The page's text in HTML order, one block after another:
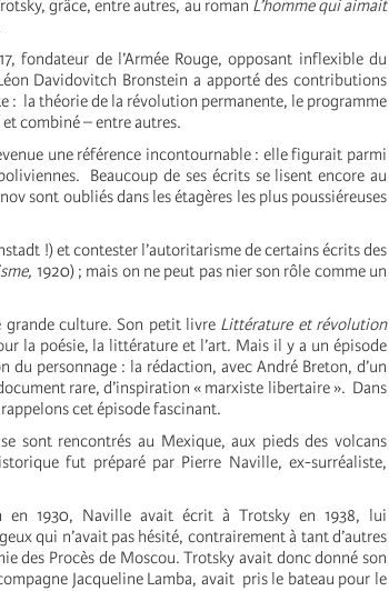
grâce, entre autres, au roman L’homme qui aimait
de l’Armée Rouge, opposant inflexible du
Davidovitch Bronstein a apporté des contributions
: la théorie de la révolution permanente, le programme
combiné – entre autres.
une référence incontournable : elle figurait parmi
Beaucoup de ses écrits se lisent encore au
sont oubliés dans les étagères les plus poussiéreuses
!) et contester l’autoritarisme de certains écrits des
1920) ; mais on ne peut pas nier son rôle comme un
culture. Son petit livre Littérature et révolution
la poésie, la littérature et l’art. Mais il y a un épisode
personnage : la rédaction, avec André Breton, d’un
rare, d’inspiration « marxiste libertaire ». Dans
cet épisode fascinant.
rencontrés au Mexique, aux pieds des volcans
fut préparé par Pierre Naville, ex-surréaliste,
en 1930, Naville avait écrit à Trotsky en 1938, lui
qui n’avait pas hésité, contrairement à tant d’autres
des Procès de Moscou. Trotsky avait donc donné son
Jacqueline Lamba, avait pris le bateau pour le